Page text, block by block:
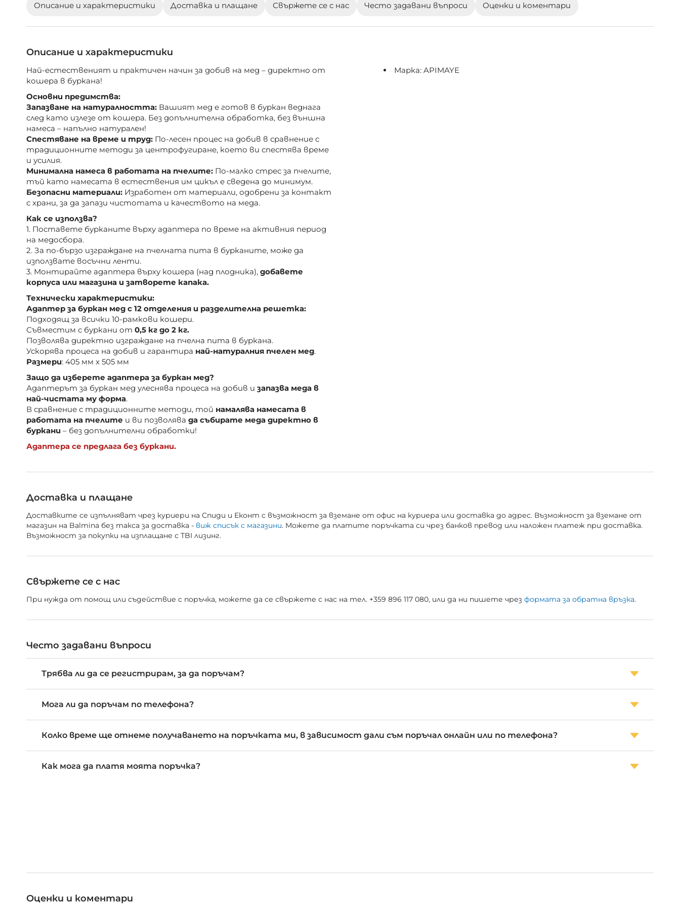
галерия
снимки
Описание и характеристики Доставка и плащане Свържете се с нас Често задавани въпроси Оценки и коментари
Описание и характеристики
Най-естественият и практичен начин за добив на мед – директно от
кошера в буркана!
Основни предимства:
Запазване на натуралността: Вашият мед е готов в буркан веднага
след като излезе от кошера. Без допълнителна обработка, без външна
намеса – напълно натурален!
Спестяване на време и труд: По-лесен процес на добив в сравнение с
традиционните методи за центрофугиране, което ви спестява време
и усилия.
Минимална намеса в работата на пчелите: По-малко стрес за пчелите,
тъй като намесата в естествения им цикъл е сведена до минимум.
Безопасни материали: Изработен от материали, одобрени за контакт
с храни, за да запази чистотата и качеството на меда.
Как се използва?
1. Поставете бурканите върху адаптера по време на активния период
на медосбора.
2. За по-бързо изграждане на пчелната пита в бурканите, може да
използвате восъчни ленти.
3. Монтирайте адаптера върху кошера (над плодника), добавете
корпуса или магазина и затворете капака.
Технически характеристики:
Адаптер за буркан мед с 12 отделения и разделителна решетка:
Подходящ за всички 10-рамкови кошери.
Съвместим с буркани от 0,5 кг до 2 кг.
Позволява директно изграждане на пчелна пита в буркана.
Ускорява процеса на добив и гарантира най-натуралния пчелен мед.
Размери: 405 мм x 505 мм
Защо да изберете адаптера за буркан мед?
Адаптерът за буркан мед улеснява процеса на добив и запазва меда в
най-чистата му форма.
В сравнение с традиционните методи, той намалява намесата в
работата на пчелите и ви позволява да събирате меда директно в
буркани – без допълнителни обработки!
Адаптера се предлага без буркани.
Марка: APIMAYE
Доставка и плащане
Доставките се изпълняват чрез куриери на Спиди и Еконт с възможност за вземане от офис на куриера или доставка до адрес. Възможност за вземане от
магазин на Balmina без такса за доставка - виж списък с магазини. Можете да платите поръчката си чрез банков превод или наложен платеж при доставка.
Възможност за покупки на изплащане с TBI лизинг.
Свържете се с нас
При нужда от помощ или съдействие с поръчка, можете да се свържете с нас на тел. +359 896 117 080, или да ни пишете чрез формата за обратна връзка.
Често задавани въпроси
Трябва ли да се регистрирам, за да поръчам?
Мога ли да поръчам по телефона?
Колко време ще отнеме получаването на поръчката ми, в зависимост дали съм поръчал онлайн или по телефона?
Как мога да платя моята поръчка?
Оценки и коментари